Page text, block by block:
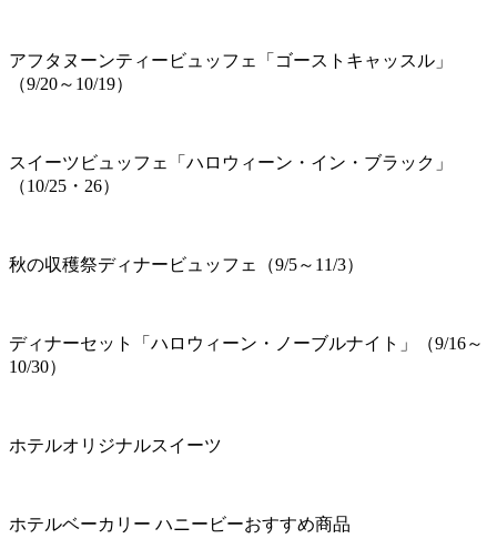
アフタヌーンティービュッフェ「ゴーストキャッスル」
（9/20～10/19）
スイーツビュッフェ「ハロウィーン・イン・ブラック」
（10/25・26）
秋の収穫祭ディナービュッフェ（9/5～11/3）
ディナーセット「ハロウィーン・ノーブルナイト」（9/16～
10/30）
ホテルオリジナルスイーツ
ホテルベーカリー ハニービーおすすめ商品